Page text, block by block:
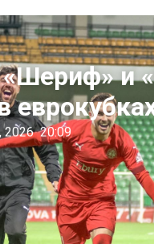
«Шериф» и
2026 20:09